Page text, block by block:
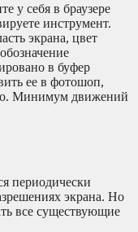
у себя в браузере
инструмент.
экрана, цвет
в буфер
ее в фотошоп,
Минимум движений
периодически
экрана. Но
все существующие